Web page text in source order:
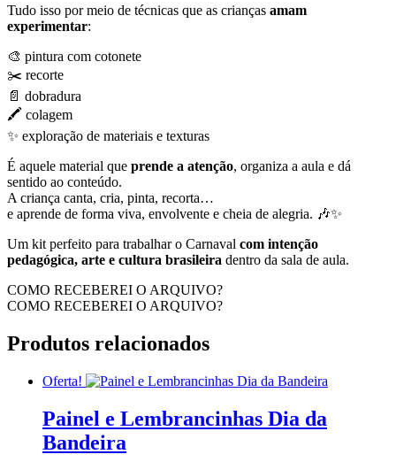
Tudo isso por meio de técnicas que as crianças amam
experimentar:
🎨 pintura com cotonete
✂️ recorte
📄 dobradura
🖍️ colagem
✨ exploração de materiais e texturas
É aquele material que prende a atenção, organiza a aula e dá
sentido ao conteúdo.
A criança canta, cria, pinta, recorta…
e aprende de forma viva, envolvente e cheia de alegria. 🎶✨
Um kit perfeito para trabalhar o Carnaval com intenção
pedagógica, arte e cultura brasileira dentro da sala de aula.
COMO RECEBEREI O ARQUIVO?
COMO RECEBEREI O ARQUIVO?
Produtos relacionados
Oferta!
Painel e Lembrancinhas Dia da
Bandeira